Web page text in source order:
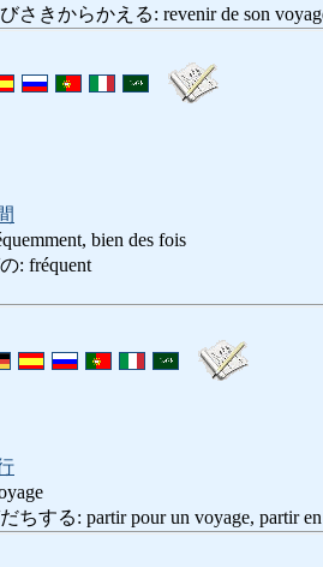
さきからかえる: revenir de son
bien des fois
: fréquent
ちする: partir pour un voyage, partir